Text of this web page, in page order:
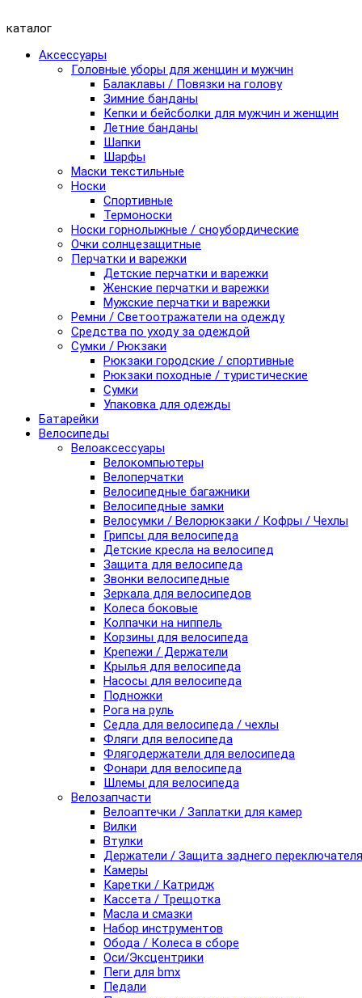
каталог
Аксессуары
Головные уборы для женщин и мужчин
Балаклавы / Повязки на голову
Зимние банданы
Кепки и бейсболки для мужчин и женщин
Летние банданы
Шапки
Шарфы
Маски текстильные
Носки
Спортивные
Термоноски
Носки горнолыжные / сноубордические
Очки солнцезащитные
Перчатки и варежки
Детские перчатки и варежки
Женские перчатки и варежки
Мужские перчатки и варежки
Ремни / Светоотражатели на одежду
Средства по уходу за одеждой
Сумки / Рюкзаки
Рюкзаки городские / спортивные
Рюкзаки походные / туристические
Сумки
Упаковка для одежды
Батарейки
Велосипеды
Велоаксессуары
Велокомпьютеры
Велоперчатки
Велосипедные багажники
Велосипедные замки
Велосумки / Велорюкзаки / Кофры / Чехлы
Грипсы для велосипеда
Детские кресла на велосипед
Защита для велосипеда
Звонки велосипедные
Зеркала для велосипедов
Колеса боковые
Колпачки на ниппель
Корзины для велосипеда
Крепежи / Держатели
Крылья для велосипеда
Насосы для велосипеда
Подножки
Рога на руль
Седла для велосипеда / чехлы
Фляги для велосипеда
Флягодержатели для велосипеда
Фонари для велосипеда
Шлемы для велосипеда
Велозапчасти
Велоаптечки / Заплатки для камер
Вилки
Втулки
Держатели / Защита заднего переключателя
Камеры
Каретки / Катридж
Кассета / Трещотка
Масла и смазки
Набор инструментов
Обода / Колеса в сборе
Оси/Эксцентрики
Пеги для bmx
Педали